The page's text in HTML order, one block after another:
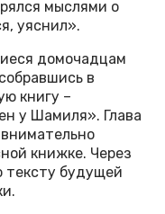
мыслями о
уяснил».
домочадцам
в
книгу –
у Шамиля». Глава
книжке. Через
тексту будущей